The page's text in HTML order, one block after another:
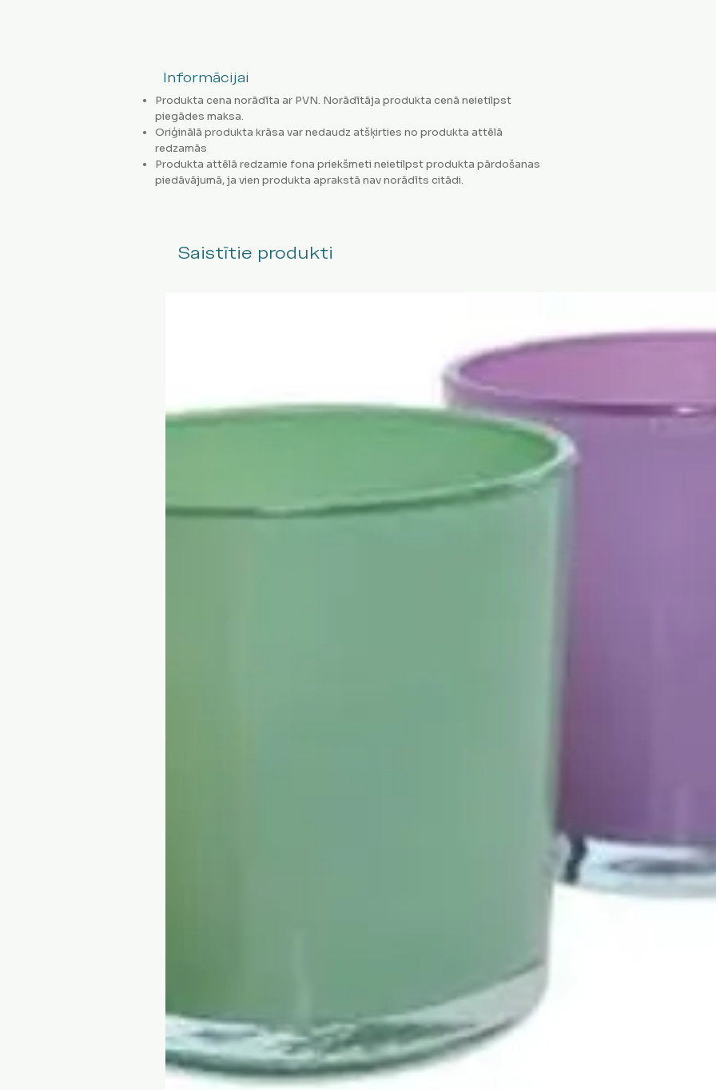
Informācijai
Produkta cena norādīta ar PVN. Norādītāja produkta cenā neietilpst
piegādes maksa.
Oriģinālā produkta krāsa var nedaudz atšķirties no produkta attēlā
redzamās
Produkta attēlā redzamie fona priekšmeti neietilpst produkta pārdošanas
piedāvājumā, ja vien produkta aprakstā nav norādīts citādi.
Saistītie produkti